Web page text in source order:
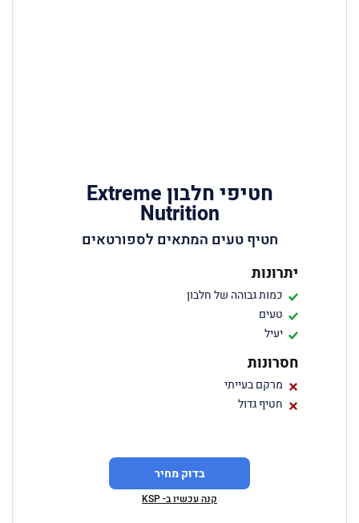
חטיפי חלבון Extreme
Nutrition
חטיף טעים המתאים לספורטאים
יתרונות
כמות גבוהה של חלבון
טעים
יעיל
חסרונות
מרקם בעייתי
חטיף גדול
בדוק מחיר
קנה עכשיו ב- KSP